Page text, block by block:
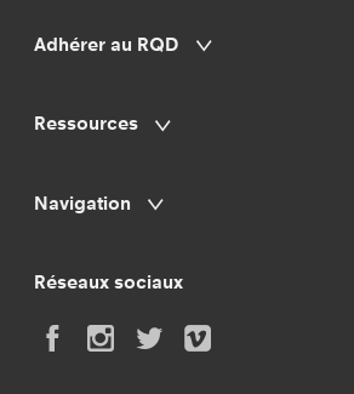
Adhérer au RQD
Ressources
Navigation
Réseaux sociaux